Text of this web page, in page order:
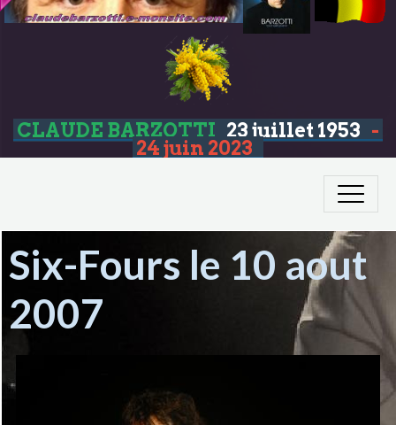
CLAUDE BARZOTTI 23 juillet 1953 -
24 juin 2023
Six-Fours le 10 aout
2007